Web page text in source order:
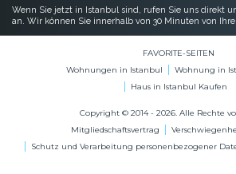
Wenn Sie jetzt in Istanbul sind, rufen Sie uns direkt
an. Wir können Sie innerhalb von 30 Minuten von
FAVORITE-SEITEN
Wohnungen in Istanbul
Wohnung in
Haus in Istanbul Kaufen
Copyright © 2014 - 2026. Alle Rechte
Mitgliedschaftsvertrag
Schutz und Verarbeitung personenbezogener